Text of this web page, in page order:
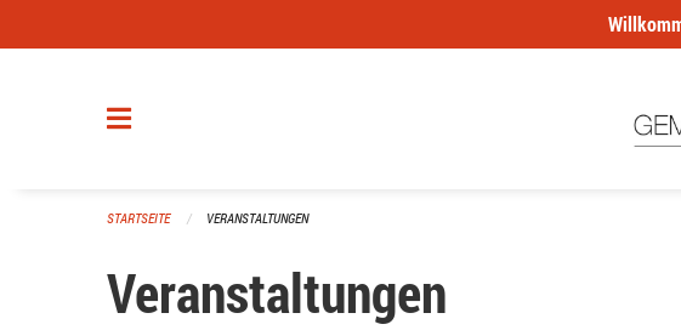
STARTSEITE VERANSTALTUNGEN
Veranstaltungen